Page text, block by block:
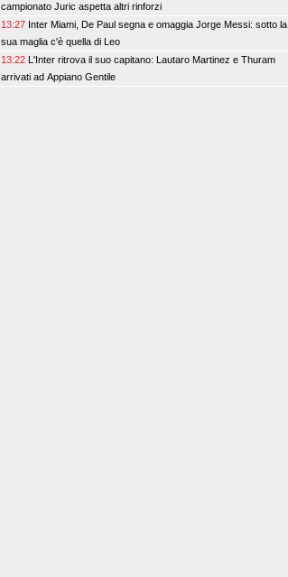
campionato Juric aspetta altri rinforzi
13:27 Inter Miami, De Paul segna e omaggia Jorge Messi: sotto la
sua maglia c'è quella di Leo
13:22 L'Inter ritrova il suo capitano: Lautaro Martinez e Thuram
arrivati ad Appiano Gentile